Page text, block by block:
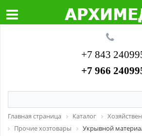
+7 843
+7 966
Главная страница Каталог
Прочие хозтовары
Укрывной